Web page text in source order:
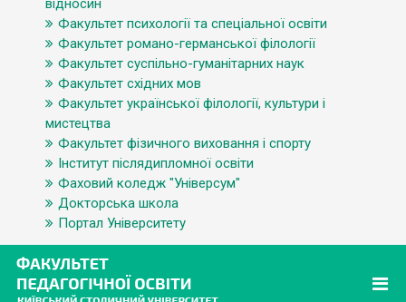
відносин
Факультет психології та спеціальної освіти
Факультет романо-германської філології
Факультет суспільно-гуманітарних наук
Факультет східних мов
Факультет української філології, культури і
мистецтва
Факультет фізичного виховання і спорту
Інститут післядипломної освіти
Фаховий коледж "Універсум"
Докторська школа
Портал Університету